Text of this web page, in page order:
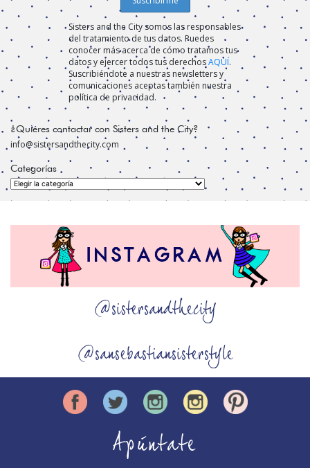
Sisters and the City somos las responsables
del tratamiento de tus datos. Puedes
conocer más acerca de cómo tratamos tus
datos y ejercer todos tus derechosAQUÍ.
Suscribiéndote a nuestras newsletters y
comunicaciones aceptas también nuestra
política de privacidad.
¿Quiéres contactar con Sisters and the City?
info@sistersandthecity.com
Categorías
Categorías
@sistersandthecity
@sansebastiansisterstyle
Apúntate